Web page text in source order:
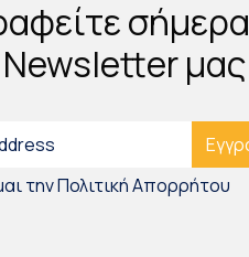
σήμερα
μας
την Πολιτική Απορρήτου